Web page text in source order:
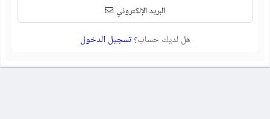
البريد الإلكتروني
هل لديك حساب؟تسجيل الدخول